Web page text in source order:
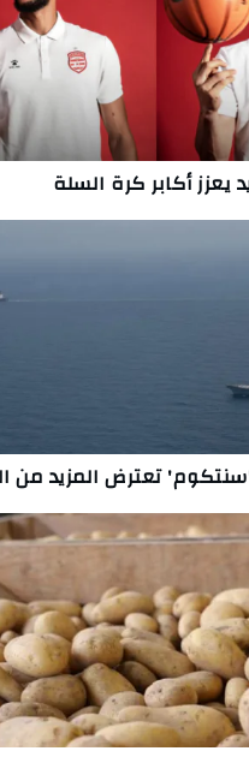
يعزز أكابر كرة السلة
'سنتكوم' تعترض المزيد من